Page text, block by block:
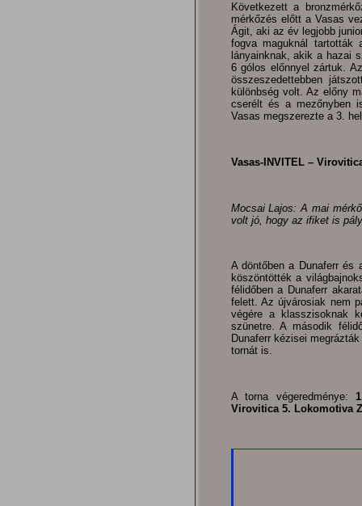
Következett a
mérkőzés előtt a Vasas
Ágit, aki az év legjobb
fogva maguknál tartották
lányainknak, akik a hazai
6 gólos előnnyel zártuk.
összeszedettebben
különbség volt. Az előny
cserélt és a mezőnyben
Vasas megszerezte a 3.
Vasas-INVITEL –
Mocsai Lajos: A mai
volt jó, hogy az ifiket is
A döntőben a Dunaferr és
köszöntötték a
félidőben a Dunaferr
felett. Az újvárosiak nem
végére a klasszisoknak
szünetre. A második
Dunaferr kézisei
tornát is.
A torna végeredménye:
Virovitica 5. Lokomotiva